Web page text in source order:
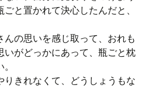
と置かれて決心したんだと、
んの思いを感じ取って、おれも
いがどっかにあって、瓶ごと枕
りきれなくて、どうしょうもな